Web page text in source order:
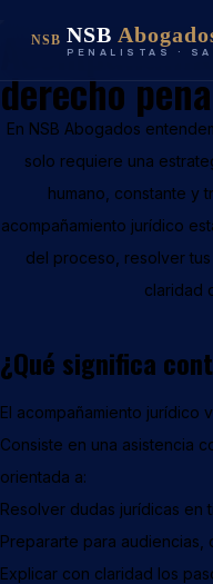
NSB NSB
PENALISTAS ·
derecho
En NSB Abogados
solo requiere una
humano, constante y
acompañamiento jurídico
del proceso, resolver
claridad
¿Qué significa
El acompañamiento jurídico
Consiste en una asistencia
orientada a:
Resolver dudas jurídicas en
Prepararte para
Explicar con claridad los